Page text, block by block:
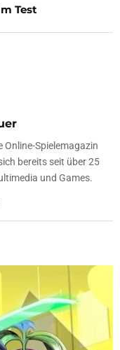
Test
Spielemagazin
bereits seit über 25
und Games.